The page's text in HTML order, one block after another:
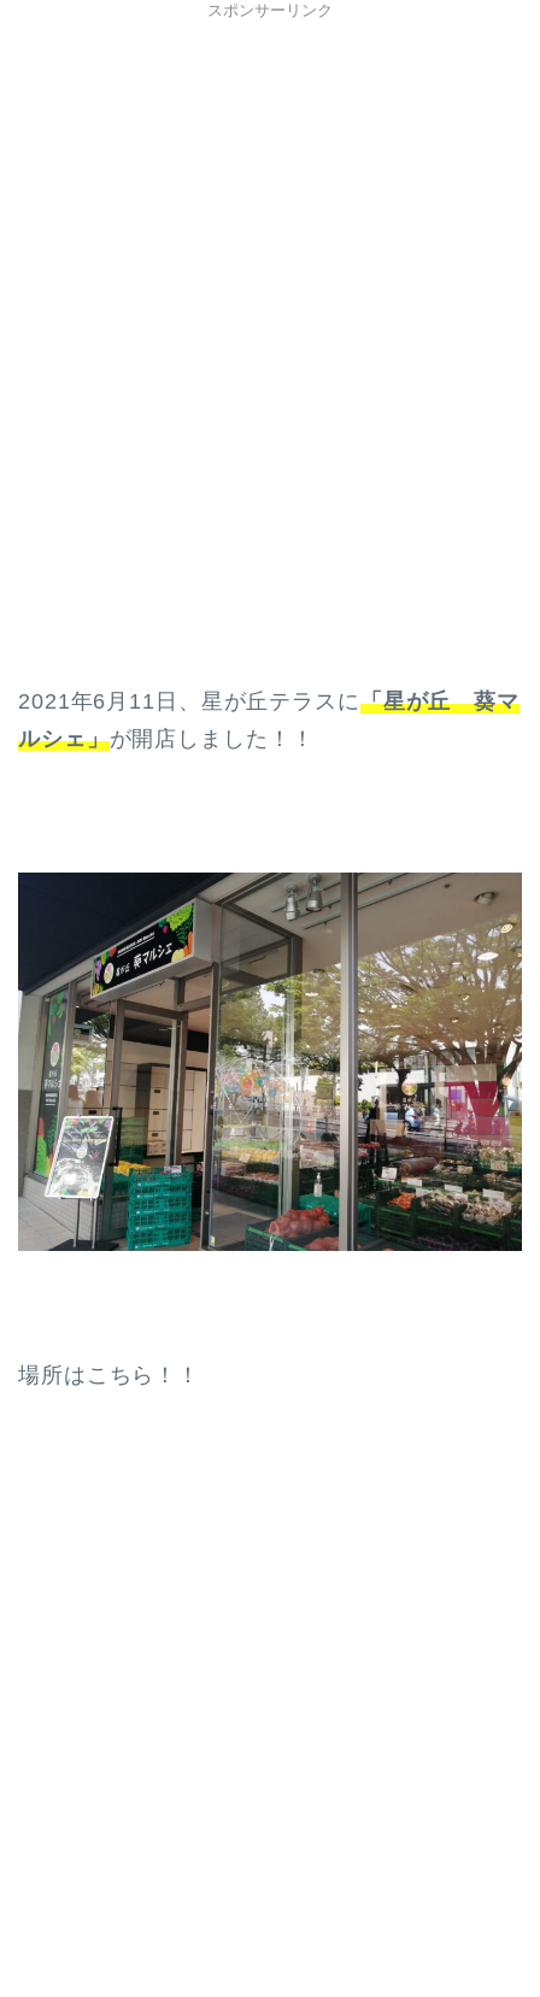
スポンサーリンク
2021年6月11日、星が丘テラスに「星が丘 葵マ
ルシェ」が開店しました！！
場所はこちら！！